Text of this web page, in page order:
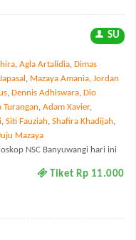
SU
, Agla Artalidia, Dimas
, Mazaya Amania, Jordan
, Dennis Adhiswara, Dio
Turangan, Adam Xavier,
, Siti Fauziah, Shafira Khadijah,
Mazaya
NSC Banyuwangi hari ini
Tiket Rp 11.000